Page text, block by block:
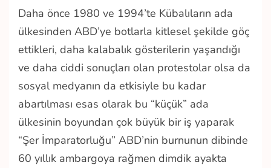
Daha önce 1980 ve 1994’te Kübalıların ada
ülkesinden ABD’ye botlarla kitlesel şekilde göç
ettikleri, daha kalabalık gösterilerin yaşandığı
ve daha ciddi sonuçları olan protestolar olsa da
sosyal medyanın da etkisiyle bu kadar
abartılması esas olarak bu “küçük” ada
ülkesinin boyundan çok büyük bir iş yaparak
“Şer İmparatorluğu” ABD’nin burnunun dibinde
60 yıllık ambargoya rağmen dimdik ayakta